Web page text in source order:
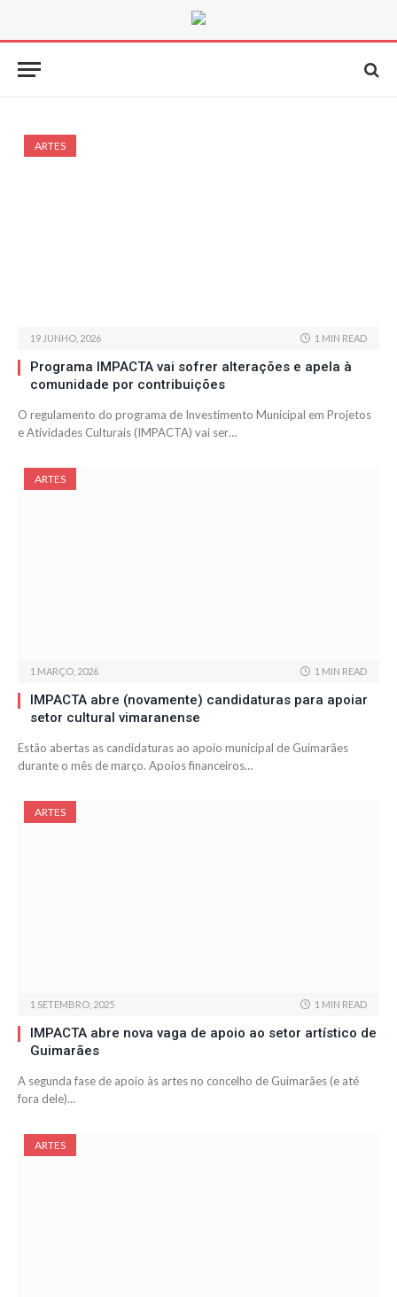
ARTES
19 JUNHO, 2026 1 MIN READ
Programa IMPACTA vai sofrer alterações e apela à
comunidade por contribuições
O regulamento do programa de Investimento Municipal em Projetos
e Atividades Culturais (IMPACTA) vai ser…
ARTES
1 MARÇO, 2026 1 MIN READ
IMPACTA abre (novamente) candidaturas para apoiar
setor cultural vimaranense
Estão abertas as candidaturas ao apoio municipal de Guimarães
durante o mês de março. Apoios financeiros…
ARTES
1 SETEMBRO, 2025 1 MIN READ
IMPACTA abre nova vaga de apoio ao setor artístico de
Guimarães
A segunda fase de apoio às artes no concelho de Guimarães (e até
fora dele)…
ARTES